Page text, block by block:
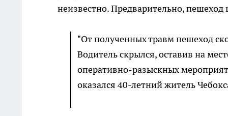
неизвестно. Предварительно,
"От полученных травм пешеход
Водитель скрылся, оставив на
оперативно-разыскных
оказался 40-летний житель